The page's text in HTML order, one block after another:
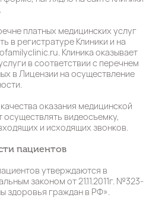
.
платных медицинских услуг
в регистратуре Клиники и на
Клиника оказывает
в соответствии с перечнем
в Лицензии на осуществление
оказания медицинской
видеосъемку,
и исходящих звонков.
пациентов
утверждаются в
законом от 21.11.2011г. №323-
здоровья граждан в РФ».